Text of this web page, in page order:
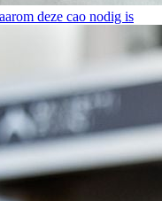
deze cao nodig is